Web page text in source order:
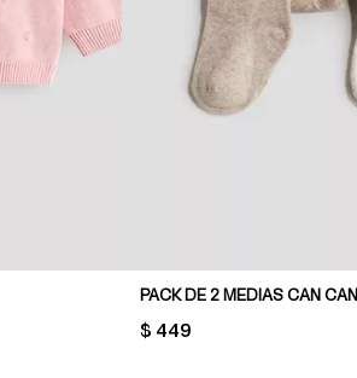
PACK DE 2 MEDIAS CAN CAN
PRICE:
$ 449